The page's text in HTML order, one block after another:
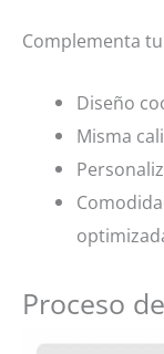
Complementa
Diseño
Misma
Proceso